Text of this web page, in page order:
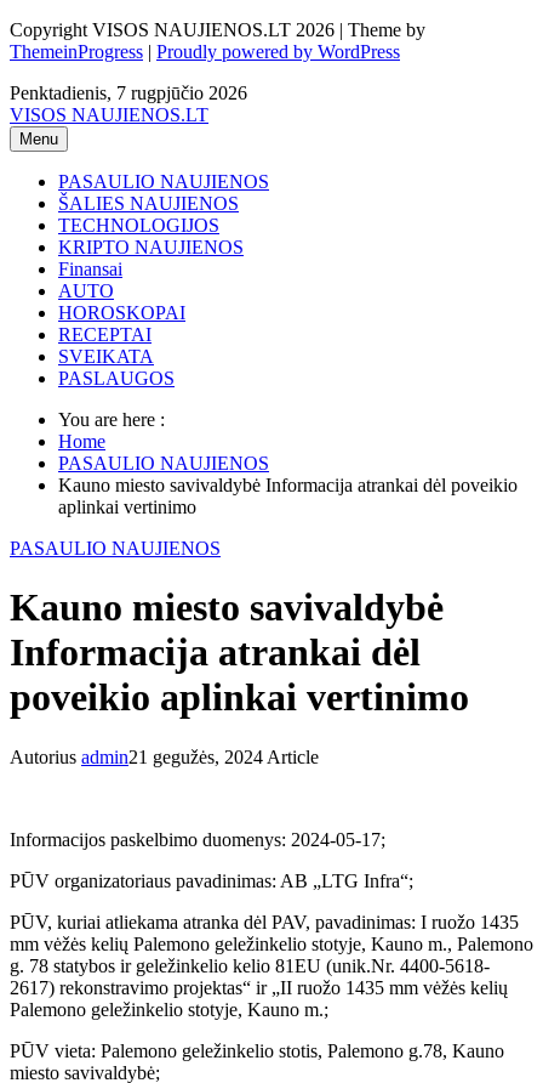
Copyright VISOS NAUJIENOS.LT 2026 | Theme by
ThemeinProgress | Proudly powered by WordPress
Penktadienis, 7 rugpjūčio 2026
VISOS NAUJIENOS.LT
Menu
PASAULIO NAUJIENOS
ŠALIES NAUJIENOS
TECHNOLOGIJOS
KRIPTO NAUJIENOS
Finansai
AUTO
HOROSKOPAI
RECEPTAI
SVEIKATA
PASLAUGOS
You are here :
Home
PASAULIO NAUJIENOS
Kauno miesto savivaldybė Informacija atrankai dėl poveikio
aplinkai vertinimo
PASAULIO NAUJIENOS
Kauno miesto savivaldybė
Informacija atrankai dėl
poveikio aplinkai vertinimo
Autorius admin21 gegužės, 2024 Article
Informacijos paskelbimo duomenys: 2024-05-17;
PŪV organizatoriaus pavadinimas: AB „LTG Infra“;
PŪV, kuriai atliekama atranka dėl PAV, pavadinimas: I ruožo 1435
mm vėžės kelių Palemono geležinkelio stotyje, Kauno m., Palemono
g. 78 statybos ir geležinkelio kelio 81EU (unik.Nr. 4400-5618-
2617) rekonstravimo projektas“ ir „II ruožo 1435 mm vėžės kelių
Palemono geležinkelio stotyje, Kauno m.;
PŪV vieta: Palemono geležinkelio stotis, Palemono g.78, Kauno
miesto savivaldybė;